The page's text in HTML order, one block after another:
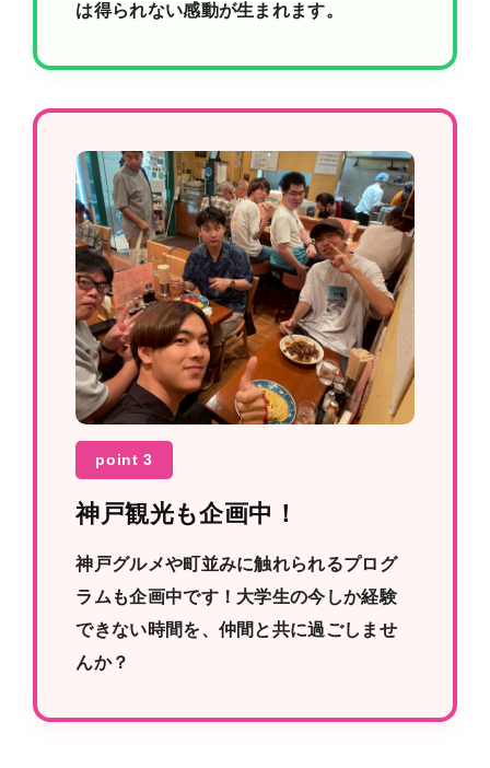
は得られない感動が生まれます。
point 3
神戸観光も企画中！
神戸グルメや町並みに触れられるプログ
ラムも企画中です！大学生の今しか経験
できない時間を、仲間と共に過ごしませ
んか？